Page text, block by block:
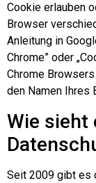
Cookie erlauben
Browser
Anleitung in
Chrome” oder
Chrome
den Namen Ihres
Wie sieht
Seit 2009 gibt es